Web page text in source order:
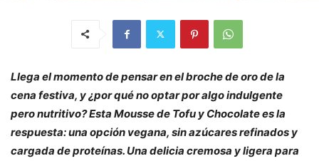
Llega el momento de pensar en el broche de oro de la
cena festiva, y ¿por qué no optar por algo indulgente
pero nutritivo? Esta Mousse de Tofu y Chocolate es la
respuesta: una opción vegana, sin azúcares refinados y
cargada de proteínas. Una delicia cremosa y ligera para